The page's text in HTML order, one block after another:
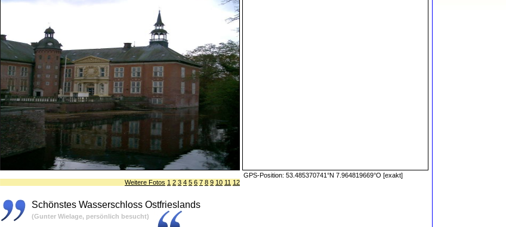
GPS-Position: 53.485370741°N 7.964819669°O [exakt]
Weitere Fotos 1 2 3 4 5 6 7 8 9 10 11 12
Schönstes Wasserschloss Ostfrieslands
(Gunter Wielage, persönlich besucht)